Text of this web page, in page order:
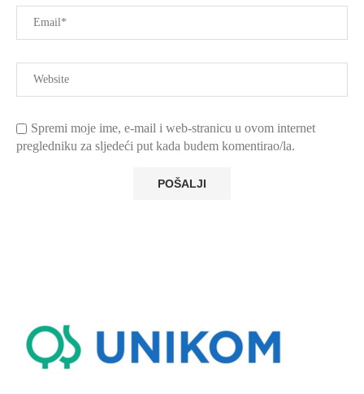
Spremi moje ime, e-mail i web-stranicu u ovom internet
pregledniku za sljedeći put kada budem komentirao/la.